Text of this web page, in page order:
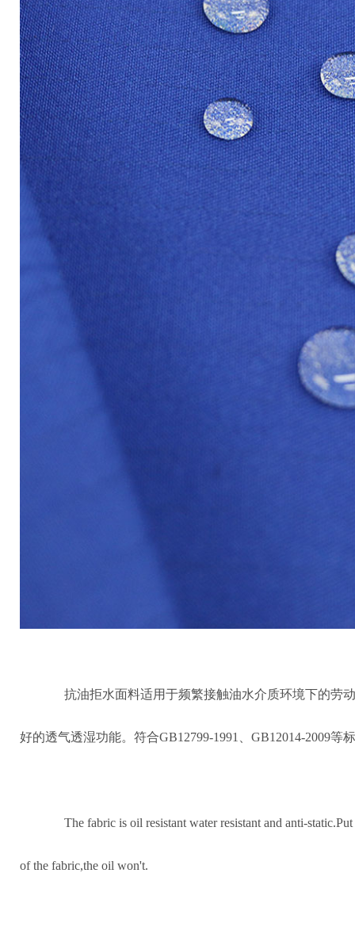
抗油拒水面料适用于频繁接触油水介质环境下的劳
好的透气透湿功能。符合GB12799-1991、GB12014-2009等
The fabric is oil resistant water resistant and anti-
of the fabric,the oil won't.